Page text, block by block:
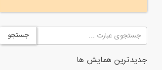
جستجو
جدیدترین همایش ها